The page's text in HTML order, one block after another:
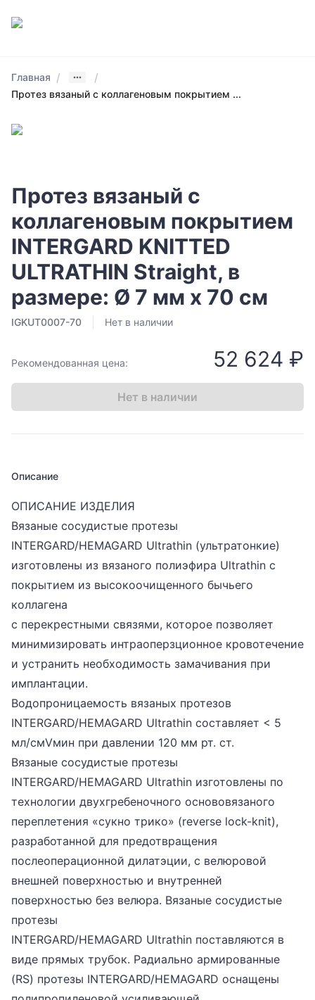
Главная / /
Протез вязаный с коллагеновым покрытием ...
Протез вязаный с
коллагеновым покрытием
INTERGARD KNITTED
ULTRATHIN Straight, в
размере: Ø 7 мм х 70 см
IGKUT0007-70 Нет в наличии
Рекомендованная цена: 52 624 ₽
Нет в наличии
Описание
ОПИСАНИЕ ИЗДЕЛИЯ
Вязаные сосудистые протезы
INTERGARD/HEMAGARD Ultrathin (ультратонкие)
изготовлены из вязаного полиэфира Ultrathin с
покрытием из высокоочищенного бычьего
коллагена
с перекрестными связями, которое позволяет
минимизировать интраоперзционное кровотечение
и устранить необходимость замачивания при
имплантации.
Водопроницаемость вязаных протезов
INTERGARD/HEMAGARD Ultrathin составляет < 5
мл/cмVмин при давлении 120 мм рт. ст.
Вязаные сосудистые протезы
INTERGARD/HEMAGARD Ultrathin изготовлены по
технологии двухгребеночного основовязаного
переплетения «сукно трико» (reverse lock-knit),
разработанной для предотвращения
послеоперационной дилатэции, с велюровой
внешней поверхностью и внутренней
поверхностью без велюра. Вязаные сосудистые
протезы
INTERGARD/HEMAGARD Ultrathin поставляются в
виде прямых трубок. Радиально армированные
(RS) протезы INTERGARD/HEMAGARD оснащены